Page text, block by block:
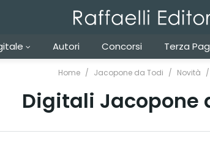
Autori Concorsi Terza
Home Jacopone da Todi Novità
Digitali Jacopone